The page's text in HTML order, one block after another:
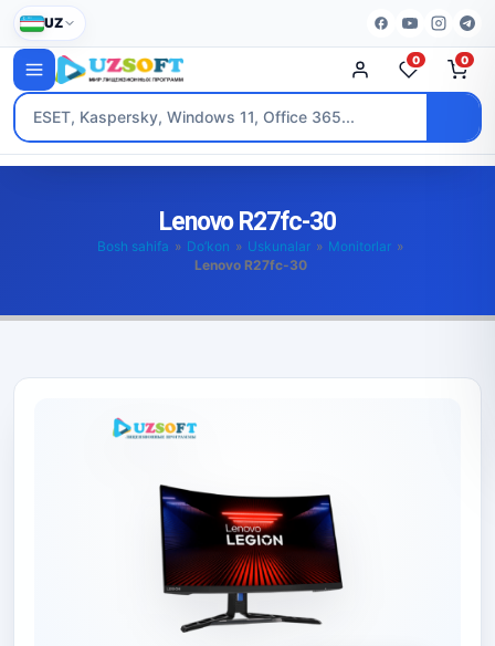
UZ
0 0
Lenovo R27fc-30
Bosh sahifa » Do’kon » Uskunalar » Monitorlar »
Lenovo R27fc-30